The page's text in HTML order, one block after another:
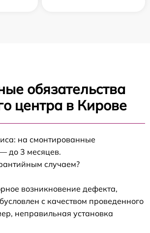
обязательства
центра в Кирове
на смонтированные
до 3 месяцев.
случаем?
возникновение дефекта,
с качеством проведенного
неправильная установка